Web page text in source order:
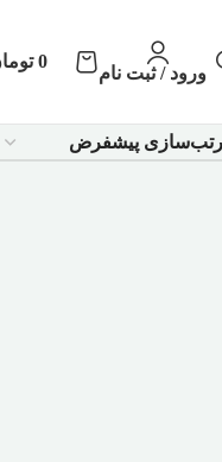
ورود / ثبت نام
0